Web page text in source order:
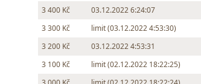
3 400 Kč
03.12.2022 6:24:07
3 300 Kč
limit (03.12.2022 4:53:30)
3 200 Kč
03.12.2022 4:53:31
3 100 Kč
limit (02.12.2022 18:22:25)